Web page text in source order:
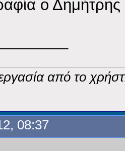
ο Δημήτρης
από το
08:37